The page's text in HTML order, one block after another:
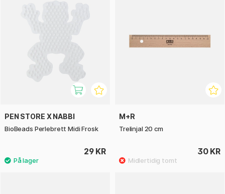
PEN STORE X NABBI
BioBeads Perlebrett Midi Frosk
29 KR
M+R
Trelinjal 20 cm
30 KR